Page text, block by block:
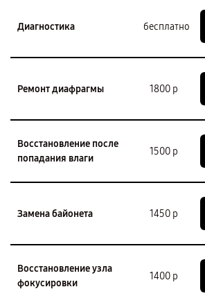
Диагностика бесплатно
Ремонт диафрагмы 1800 р
Восстановление после
попадания влаги
1500 р
Замена байонета 1450 р
Восстановление узла
фокусировки
1400 р